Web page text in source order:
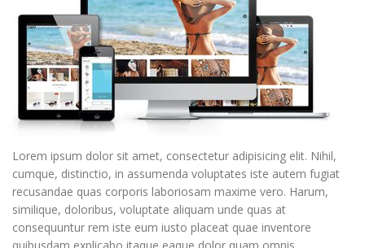
Lorem ipsum dolor sit amet, consectetur adipisicing elit. Nihil,
cumque, distinctio, in assumenda voluptates iste autem fugiat
recusandae quas corporis laboriosam maxime vero. Harum,
similique, doloribus, voluptate aliquam unde quas at
consequuntur rem iste eum iusto placeat quae inventore